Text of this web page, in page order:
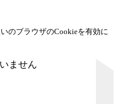
のブラウザのCookieを有効に
ません